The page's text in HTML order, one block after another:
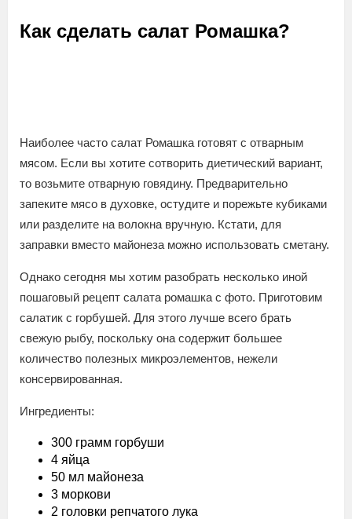
Как сделать салат Ромашка?
Наиболее часто салат Ромашка готовят с отварным
мясом. Если вы хотите сотворить диетический вариант,
то возьмите отварную говядину. Предварительно
запеките мясо в духовке, остудите и порежьте кубиками
или разделите на волокна вручную. Кстати, для
заправки вместо майонеза можно использовать сметану.
Однако сегодня мы хотим разобрать несколько иной
пошаговый рецепт салата ромашка с фото. Приготовим
салатик с горбушей. Для этого лучше всего брать
свежую рыбу, поскольку она содержит большее
количество полезных микроэлементов, нежели
консервированная.
Ингредиенты:
300 грамм горбуши
4 яйца
50 мл майонеза
3 моркови
2 головки репчатого лука